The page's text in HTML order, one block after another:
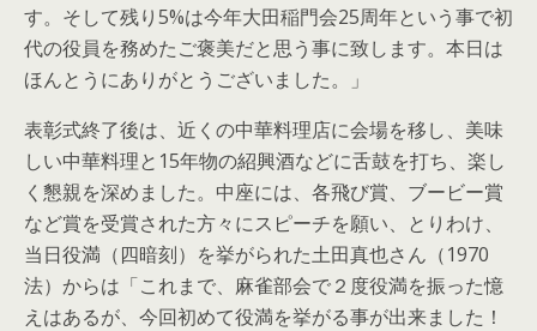
す。そして残り5%は今年大田稲門会25周年という事で初
代の役員を務めたご褒美だと思う事に致します。本日は
ほんとうにありがとうございました。」
表彰式終了後は、近くの中華料理店に会場を移し、美味
しい中華料理と15年物の紹興酒などに舌鼓を打ち、楽し
く懇親を深めました。中座には、各飛び賞、ブービー賞
など賞を受賞された方々にスピーチを願い、とりわけ、
当日役満（四暗刻）を挙がられた土田真也さん（1970
法）からは「これまで、麻雀部会で２度役満を振った憶
えはあるが、今回初めて役満を挙がる事が出来ました！